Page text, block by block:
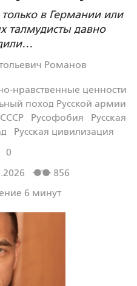
в Германии или
талмудисты давно
Романов
нравственные ценности
поход Русской армии
Русофобия
Русская
Русская цивилизация
0
856
6 минут